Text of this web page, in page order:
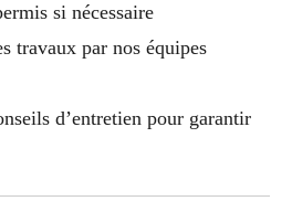
si nécessaire
travaux par nos équipes
d’entretien pour garantir